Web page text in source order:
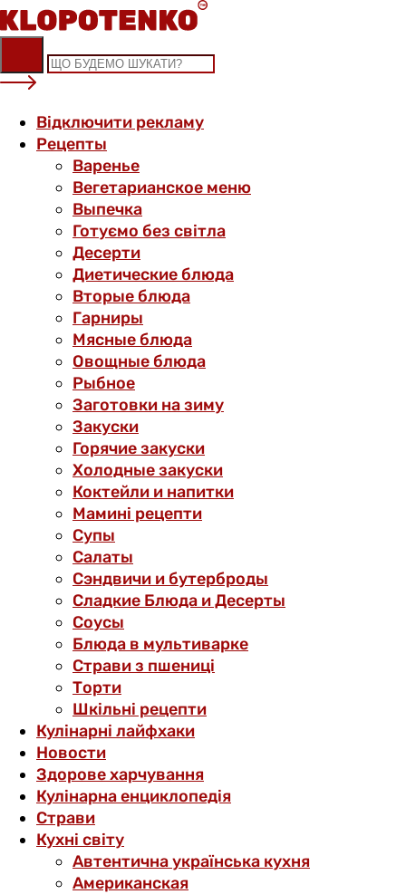
Skip
to
content
Відключити рекламу
Рецепты
Варенье
Вегетарианское меню
Выпечка
Готуємо без світла
Десерти
Диетические блюда
Вторые блюда
Гарниры
Мясные блюда
Овощные блюда
Рыбное
Заготовки на зиму
Закуски
Горячие закуски
Холодные закуски
Коктейли и напитки
Мамині рецепти
Супы
Салаты
Сэндвичи и бутерброды
Сладкие Блюда и Десерты
Соусы
Блюда в мультиварке
Страви з пшениці
Торти
Шкільні рецепти
Кулінарні лайфхаки
Новости
Здорове харчування
Кулінарна енциклопедія
Страви
Кухні світу
Автентична українська кухня
Американская